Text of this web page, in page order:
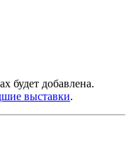
будет добавлена.
выставки.